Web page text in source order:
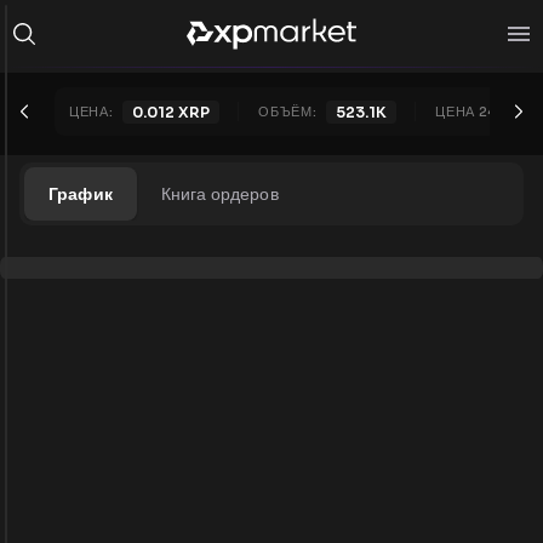
ЦЕНА: 0.012 XRP ОБЪЁМ: 523.1K ЦЕНА 24Ч:
График Книга ордеров